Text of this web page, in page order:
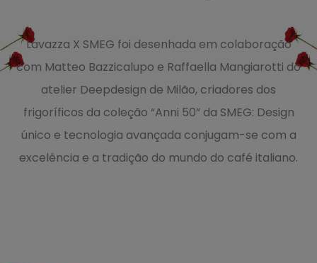
Lavazza X SMEG foi desenhada em colaboração
com Matteo Bazzicalupo e Raffaella Mangiarotti do
atelier Deepdesign de Milão, criadores dos
frigoríficos da coleção “Anni 50” da SMEG: Design
único e tecnologia avançada conjugam-se com a
excelência e a tradição do mundo do café italiano.